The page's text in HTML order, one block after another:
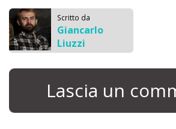
Scritto da
Giancarlo
Liuzzi
Lascia un